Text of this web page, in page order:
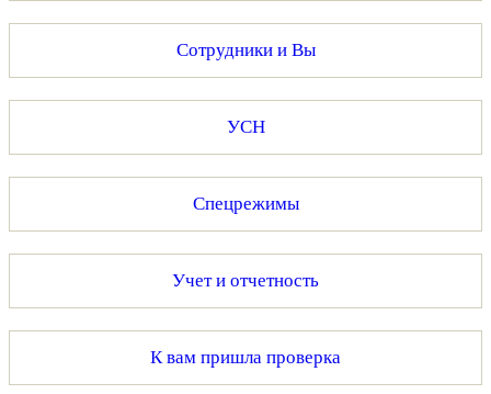
Сотрудники и Вы
УСН
Спецрежимы
Учет и отчетность
К вам пришла проверка